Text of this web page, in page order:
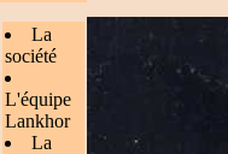
La
société
L'équipe
Lankhor
La